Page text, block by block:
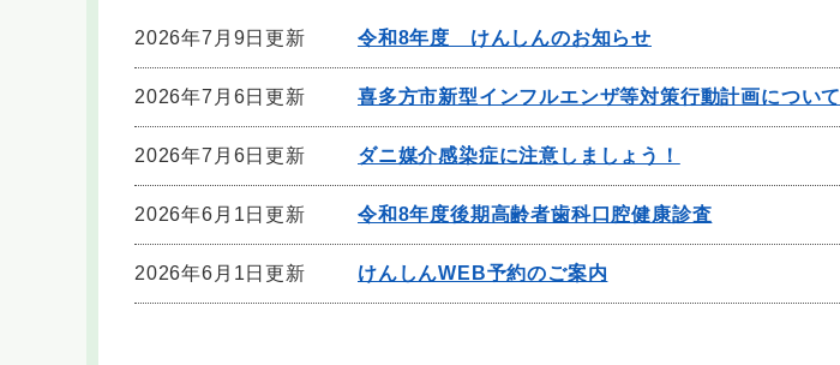
2026年7月9日更新 令和8年度 けんしんのお知らせ
2026年7月6日更新 喜多方市新型インフルエンザ等対策行動計画について
2026年7月6日更新 ダニ媒介感染症に注意しましょう！
2026年6月1日更新 令和8年度後期高齢者歯科口腔健康診査
2026年6月1日更新 けんしんWEB予約のご案内